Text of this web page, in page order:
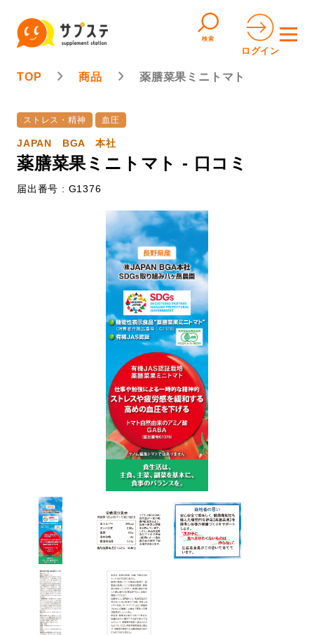
検索
ログイン
TOP 商品 薬膳菜果ミニトマト
ストレス・精神 血圧
JAPAN BGA 本社
薬膳菜果ミニトマト - 口コミ
届出番号 : G1376